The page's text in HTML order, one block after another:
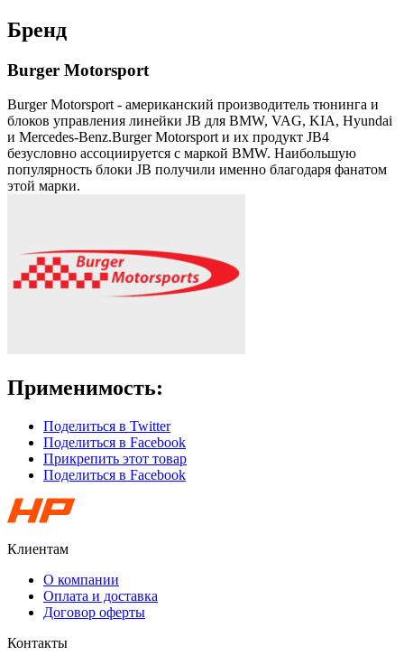
Бренд
Burger Motorsport
Burger Motorsport - американский производитель тюнинга и
блоков управления линейки JB для BMW, VAG, KIA, Hyundai
и Mercedes-Benz.Burger Motorsport и их продукт JB4
безусловно ассоциируется с маркой BMW. Наибольшую
популярность блоки JB получили именно благодаря фанатом
этой марки.
Применимость:
Поделиться в Twitter
Поделиться в Facebook
Прикрепить этот товар
Поделиться в Facebook
Клиентам
О компании
Оплата и доставка
Договор оферты
Контакты